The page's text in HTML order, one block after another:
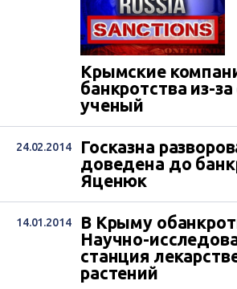
Крымские
банкротства из-
ученый
24.02.2014
Госказна
доведена до
Яценюк
14.01.2014
В Крыму
Научно-
станция
растений